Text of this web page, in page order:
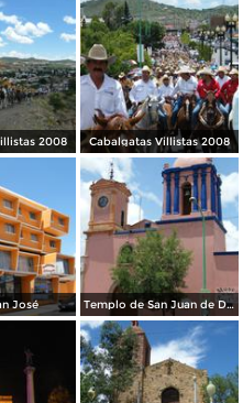
2008 Cabalgatas Villistas 2008
José Templo de San Juan de Dios